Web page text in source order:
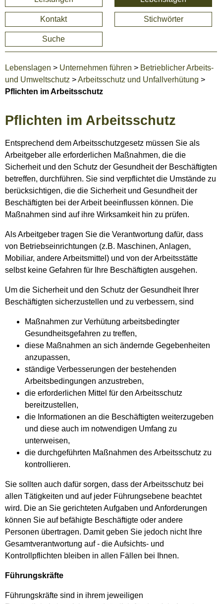
Kontakt Stichwörter
Suche
Lebenslagen > Unternehmen führen > Betrieblicher Arbeits-
und Umweltschutz >Arbeitsschutz und Unfallverhütung >
Pflichten im Arbeitsschutz
Pflichten im Arbeitsschutz
Entsprechend dem Arbeitsschutzgesetz müssen Sie als
Arbeitgeber alle erforderlichen Maßnahmen, die die
Sicherheit und den Schutz der Gesundheit der Beschäftigten
betreffen, durchführen. Sie sind verpflichtet die Umstände zu
berücksichtigen, die die Sicherheit und Gesundheit der
Beschäftigten bei der Arbeit beeinflussen können. Die
Maßnahmen sind auf ihre Wirksamkeit hin zu prüfen.
Als Arbeitgeber tragen Sie die Verantwortung dafür, dass
von Betriebseinrichtungen (z.B. Maschinen, Anlagen,
Mobiliar, andere Arbeitsmittel) und von der Arbeitsstätte
selbst keine Gefahren für Ihre Beschäftigten ausgehen.
Um die Sicherheit und den Schutz der Gesundheit Ihrer
Beschäftigten sicherzustellen und zu verbessern, sind
Maßnahmen zur Verhütung arbeitsbedingter
Gesundheitsgefahren zu treffen,
diese Maßnahmen an sich ändernde Gegebenheiten
anzupassen,
ständige Verbesserungen der bestehenden
Arbeitsbedingungen anzustreben,
die erforderlichen Mittel für den Arbeitsschutz
bereitzustellen,
die Informationen an die Beschäftigten weiterzugeben
und diese auch im notwendigen Umfang zu
unterweisen,
die durchgeführten Maßnahmen des Arbeitsschutz zu
kontrollieren.
Sie sollten auch dafür sorgen, dass der Arbeitsschutz bei
allen Tätigkeiten und auf jeder Führungsebene beachtet
wird. Die an Sie gerichteten Aufgaben und Anforderungen
können Sie auf befähigte Beschäftigte oder andere
Personen übertragen. Damit geben Sie jedoch nicht Ihre
Gesamtverantwortung auf - die Aufsichts- und
Kontrollpflichten bleiben in allen Fällen bei Ihnen.
Führungskräfte
Führungskräfte sind in ihrem jeweiligen